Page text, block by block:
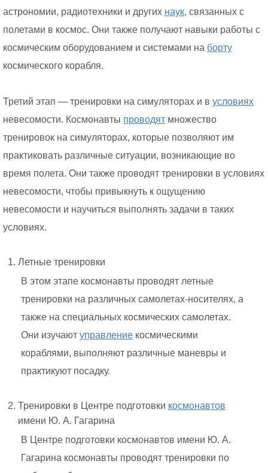
астрономии, радиотехники и других наук, связанных с
полетами в космос. Они также получают навыки работы с
космическим оборудованием и системами на борту
космического корабля.
Третий этап — тренировки на симуляторах и в условиях
невесомости. Космонавты проводят множество
тренировок на симуляторах, которые позволяют им
практиковать различные ситуации, возникающие во
время полета. Они также проводят тренировки в условиях
невесомости, чтобы привыкнуть к ощущению
невесомости и научиться выполнять задачи в таких
условиях.
Летные тренировки
В этом этапе космонавты проводят летные
тренировки на различных самолетах-носителях, а
также на специальных космических самолетах.
Они изучают управление космическими
кораблями, выполняют различные маневры и
практикуют посадку.
Тренировки в Центре подготовки космонавтов
имени Ю. А. Гагарина
В Центре подготовки космонавтов имени Ю. А.
Гагарина космонавты проводят тренировки по